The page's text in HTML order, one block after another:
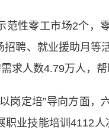
性零工市场2个，
聘、就业援助月等
求人数4.79万人，帮
定培”导向方面，
业技能培训4112